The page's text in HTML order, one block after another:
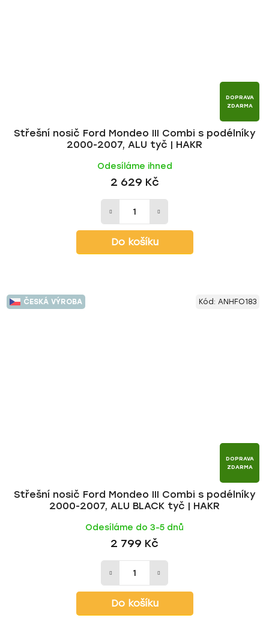
DOPRAVA
ZDARMA
Střešní nosič Ford Mondeo III Combi s podélníky
2000-2007, ALU tyč | HAKR
Odesíláme ihned
2 629 Kč
Do košíku
ČESKÁ VÝROBA
DOPRAVA
ZDARMA
Střešní nosič Ford Mondeo III Combi s podélníky
2000-2007, ALU BLACK tyč | HAKR
Odesíláme do 3-5 dnů
2 799 Kč
Do košíku
Kód: ANHFO183